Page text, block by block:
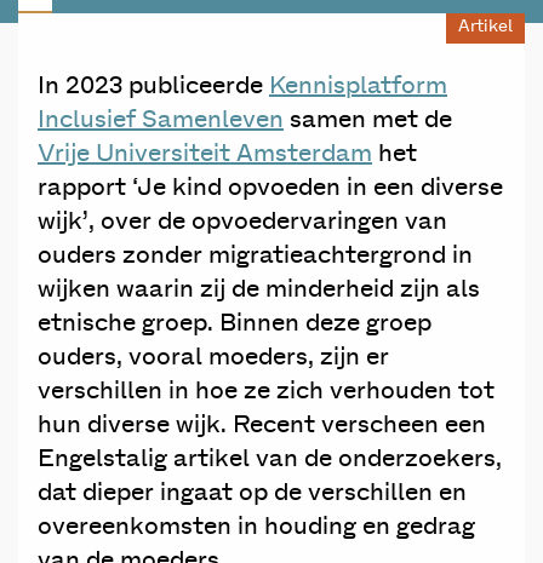
Artikel
In 2023 publiceerde Kennisplatform
Inclusief Samenleven samen met de
Vrije Universiteit Amsterdam het
rapport ‘Je kind opvoeden in een diverse
wijk’, over de opvoedervaringen van
ouders zonder migratieachtergrond in
wijken waarin zij de minderheid zijn als
etnische groep. Binnen deze groep
ouders, vooral moeders, zijn er
verschillen in hoe ze zich verhouden tot
hun diverse wijk. Recent verscheen een
Engelstalig artikel van de onderzoekers,
dat dieper ingaat op de verschillen en
overeenkomsten in houding en gedrag